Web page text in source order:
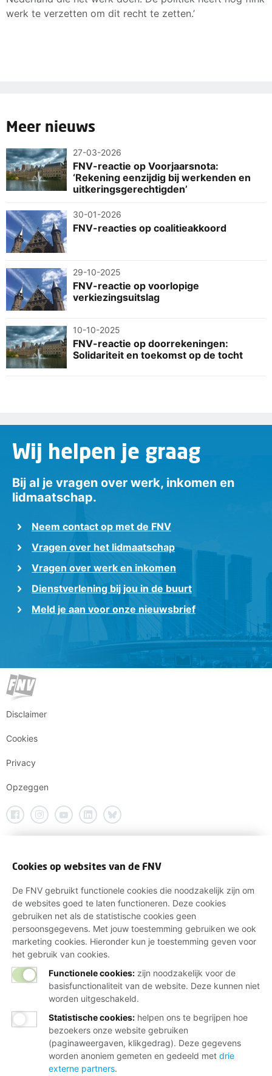
werk te verzetten om dit recht te zetten.’
Meer nieuws
27-03-2026
FNV-reactie op Voorjaarsnota:
‘Rekening eenzijdig bij werkenden en
uitkeringsgerechtigden’
30-01-2026
FNV-reacties op coalitieakkoord
29-10-2025
FNV-reactie op voorlopige
verkiezingsuitslag
10-10-2025
FNV-reactie op doorrekeningen:
Solidariteit en toekomst op de tocht
Wij helpen je graag
Bij al je vragen over werk, inkomen en
lidmaatschap.
Neem contact op met de FNV
Vragen over het lidmaatschap
Vragen over werk en inkomen
Dienstverlening bij jou in de buurt
Meld je aan voor onze nieuwsbrief
Disclaimer
Cookies
Privacy
Opzeggen
Cookies op websites van de FNV
De FNV gebruikt functionele cookies die noodzakelijk zijn om
de websites goed te laten functioneren. Deze cookies
gebruiken net als de statistische cookies geen
persoonsgegevens. Met jouw toestemming gebruiken we ook
marketing cookies. Hieronder kun je toestemming geven voor
het gebruik van cookies.
Functionele cookies: zijn noodzakelijk voor de
basisfunctionaliteit van de website. Deze kunnen niet
worden uitgeschakeld.
Statistische cookies: helpen ons te begrijpen hoe
bezoekers onze website gebruiken
(paginaweergaven, klikgedrag). Deze gegevens
worden anoniem gemeten en gedeeld met drie
externe partners.